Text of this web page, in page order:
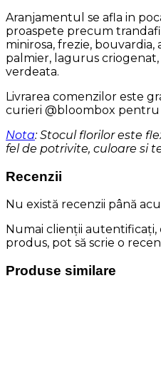
Aranjamentul se afla in
proaspete precum
minirosa, frezie,
palmier, lagurus criogenat,
verdeata.
Livrarea comenzilor este
curieri @bloombox pentru
Nota: Stocul florilor este
fel de potrivite, culoare si
Recenzii
Nu există recenzii până
Numai clienții
produs, pot să scrie o
Produse similare